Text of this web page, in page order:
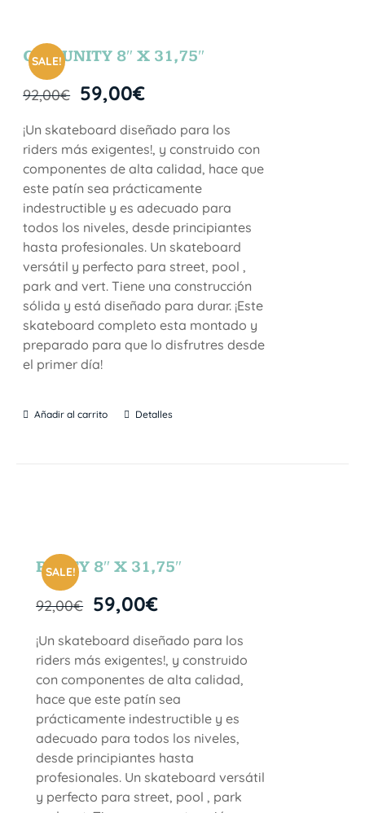
SALE!
COMUNITY 8″ X 31,75″
92,00€ 59,00€
¡Un skateboard diseñado para los
riders más exigentes!, y construido con
componentes de alta calidad, hace que
este patín sea prácticamente
indestructible y es adecuado para
todos los niveles, desde principiantes
hasta profesionales. Un skateboard
versátil y perfecto para street, pool ,
park and vert. Tiene una construcción
sólida y está diseñado para durar. ¡Este
skateboard completo esta montado y
preparado para que lo disfrutres desde
el primer día!
Añadir al carrito Detalles
SALE!
PARTY 8″ X 31,75″
92,00€ 59,00€
¡Un skateboard diseñado para los
riders más exigentes!, y construido
con componentes de alta calidad,
hace que este patín sea
prácticamente indestructible y es
adecuado para todos los niveles,
desde principiantes hasta
profesionales. Un skateboard versátil
y perfecto para street, pool , park